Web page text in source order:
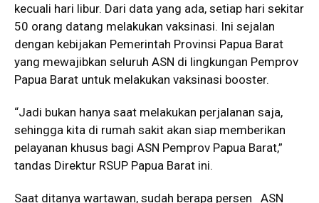
kecuali hari libur. Dari data yang ada, setiap hari sekitar
50 orang datang melakukan vaksinasi. Ini sejalan
dengan kebijakan Pemerintah Provinsi Papua Barat
yang mewajibkan seluruh ASN di lingkungan Pemprov
Papua Barat untuk melakukan vaksinasi booster.
“Jadi bukan hanya saat melakukan perjalanan saja,
sehingga kita di rumah sakit akan siap memberikan
pelayanan khusus bagi ASN Pemprov Papua Barat,”
tandas Direktur RSUP Papua Barat ini.
Saat ditanya wartawan, sudah berapa persen ASN